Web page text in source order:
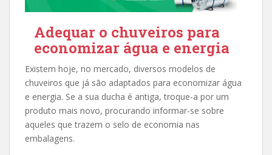
Adequar o chuveiros para
economizar água e energia
Existem hoje, no mercado, diversos modelos de
chuveiros que já são adaptados para economizar água
e energia. Se a sua ducha é antiga, troque-a por um
produto mais novo, procurando informar-se sobre
aqueles que trazem o selo de economia nas
embalagens.